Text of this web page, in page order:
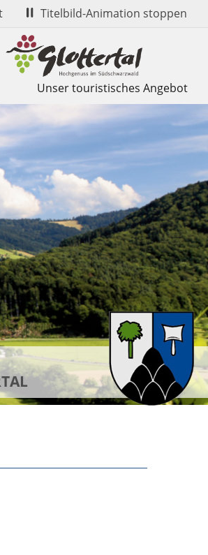
Titelbild-Animation stoppen
Unser touristisches Angebot